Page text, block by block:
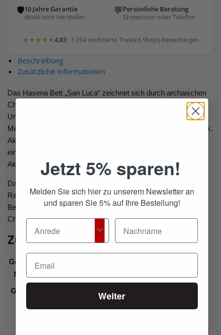
🛡10 Jahre Garantie
direkt vom Hersteller
💬Persönliche Beratung
Showroom oder Telefon
★★★★★4,83 · 1.394 verifizierte Trusted-Shops-Bewertungen
Beschreibung
Zusätzliche Informationen
Das Hasena Bett „San Luca“ zeichnet sich durch archaischen
Charme und unkonventionellen Fabrikhallen-Flair aus. Die
Unregelmässigkeiten der Oberflächen, gepaart mit sichtbaren
Metallteilen, ergeben einen urbanen und kosmopolitischen Look.
Akazie besitzt eine hohe Widerstandsfähigkeit und ist dadurch
ein sehr dauerhaftes Holz. Neben dieser Robustheit verfügt
Akazie über eine unvergleichliche Elastizität.
Das Bett besitzt eine Einbautiefe von 17cm und eine
Rahmendicke von 12.5cm. Das massive Kopfteil ergänzt das
Bett. Diese Kombination verleiht jedem Schlafzimmer
Charakter.
Zusätzliche Informationen
Gewicht
n. v.
Maße
Grösse
Jetzt 5% sparen!
Melden Sie sich hier zu unserem Newsletter an
und sparen Sie 5% auf Ihre Bestellung!
Weiter